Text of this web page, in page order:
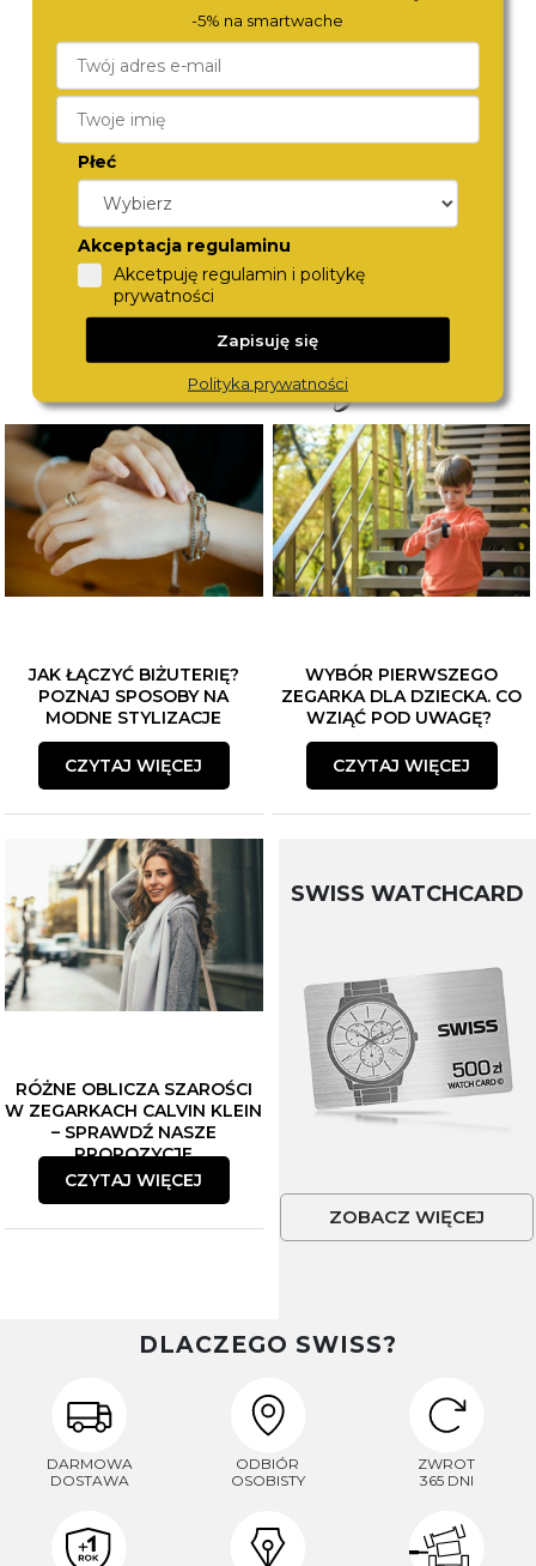
ROAMER
968833 41 85 20
CITIZEN
JAK ŁĄCZYĆ BIŻUTERIĘ?
POZNAJ SPOSOBY NA
MODNE STYLIZACJE
CZYTAJ WIĘCEJ
WYBÓR PIERWSZEGO
ZEGARKA DLA DZIECKA. CO
WZIĄĆ POD UWAGĘ?
CZYTAJ WIĘCEJ
RÓŻNE OBLICZA SZAROŚCI
W ZEGARKACH CALVIN KLEIN
– SPRAWDŹ NASZE
PROPOZYCJE
CZYTAJ WIĘCEJ
SWISS WATCHCARD
ZOBACZ WIĘCEJ
DLACZEGO SWISS?
DARMOWA
DOSTAWA
ODBIÓR
OSOBISTY
ZWROT
365 DNI
-5% na smartwache
Płeć
Akceptacja regulaminu
Akcetpuję regulamin i politykę
prywatności
Zapisuję się
Polityka prywatności